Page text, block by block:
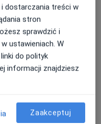
się w nowej karcie
wizyt przez
dostarczania treści w
stron
sprawdzić i
ustawieniach. W
do polityk
informacji znajdziesz
Zaakceptuj